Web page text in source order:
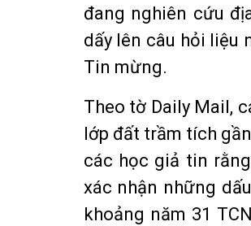
đang nghiên cứu
dấy lên câu hỏi liệu
Tin mừng.
Theo tờ Daily Mail,
lớp đất trầm tích
các học giả tin
xác nhận những
khoảng năm 31